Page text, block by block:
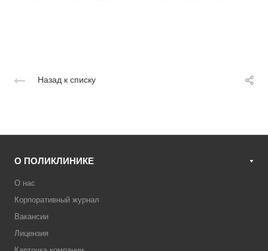
Назад к списку
О ПОЛИКЛИНИКЕ
О нас
Корпоративный журнал
Вакансии
Лицензия